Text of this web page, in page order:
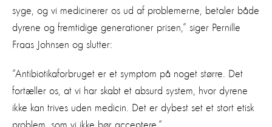
syge, og vi medicinerer os ud af problemerne, betaler både
dyrene og fremtidige generationer prisen,” siger Pernille
Fraas Johnsen og slutter:
“Antibiotikaforbruget er et symptom på noget større. Det
fortæller os, at vi har skabt et absurd system, hvor dyrene
ikke kan trives uden medicin. Det er dybest set et stort etisk